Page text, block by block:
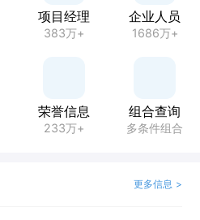
项目经理
383万+
企业人员
1686万+
荣誉信息
233万+
组合查询
多条件组合
更多信息 >